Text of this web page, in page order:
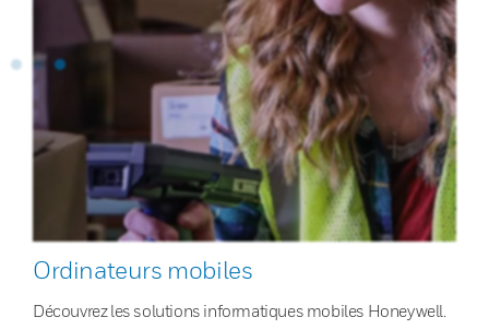
Ordinateurs mobiles
Découvrez les solutions informatiques mobiles Honeywell.